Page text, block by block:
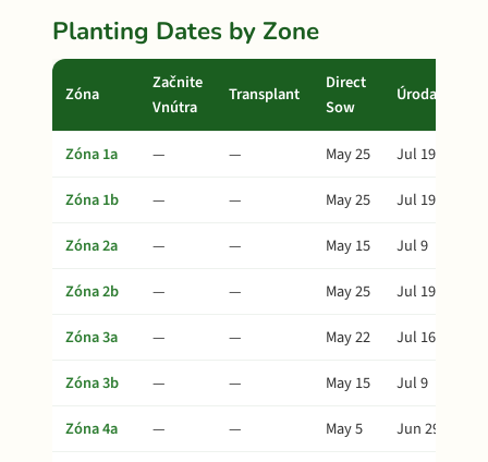
Planting Dates by Zone
Zóna
Začnite
Vnútra
Transplant
Direct
Sow
Úroda
Zóna 1a — — May 25
Jul 19
Zóna 1b
— — May 25
Jul 19
Zóna 2a
— — May 15
Jul 9
Zóna 2b
— — May 25
Jul 19
Zóna 3a
— — May 22
Jul 16
Zóna 3b
— — May 15
Jul 9
Zóna 4a
— — May 5
Jun 29